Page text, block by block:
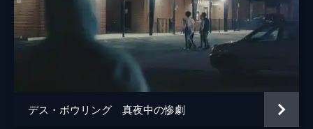
デス・ボウリング 真夜中の惨劇